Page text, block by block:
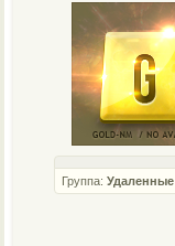
Группа: Удаленные